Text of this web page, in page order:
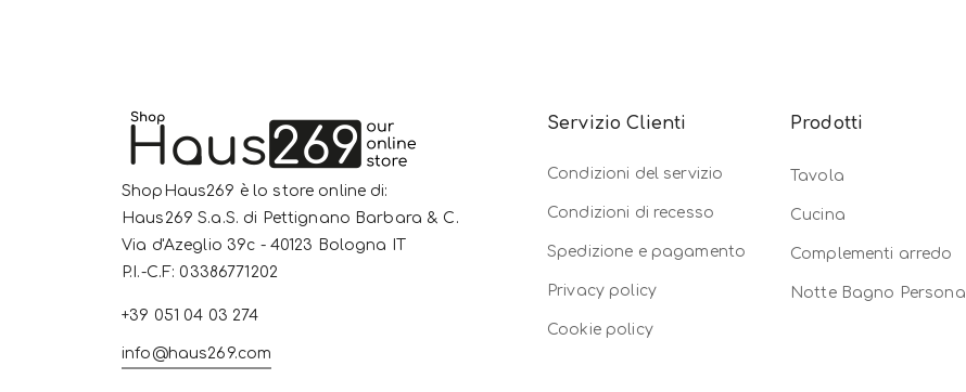
ShopHaus269 è lo store online di:
Haus269 S.a.S. di Pettignano Barbara & C.
Via d'Azeglio 39c - 40123 Bologna IT
P.I.-C.F: 03386771202
+39 051 04 03 274
info@haus269.com
Servizio Clienti
Condizioni del servizio
Condizioni di recesso
Spedizione e pagamento
Privacy policy
Cookie policy
Prodotti
Tavola
Cucina
Complementi arredo
Notte Bagno Persona